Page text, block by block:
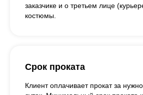
заказчике и о третьем лице
костюмы.
Срок проката
Клиент оплачивает прокат за